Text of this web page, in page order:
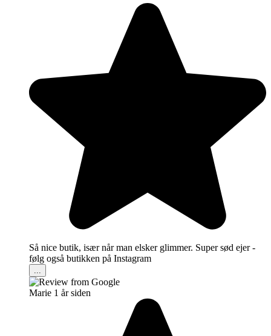
Så nice butik, især når man elsker glimmer. Super sød ejer -
følg også butikken på Instagram
...
Marie 1 år siden